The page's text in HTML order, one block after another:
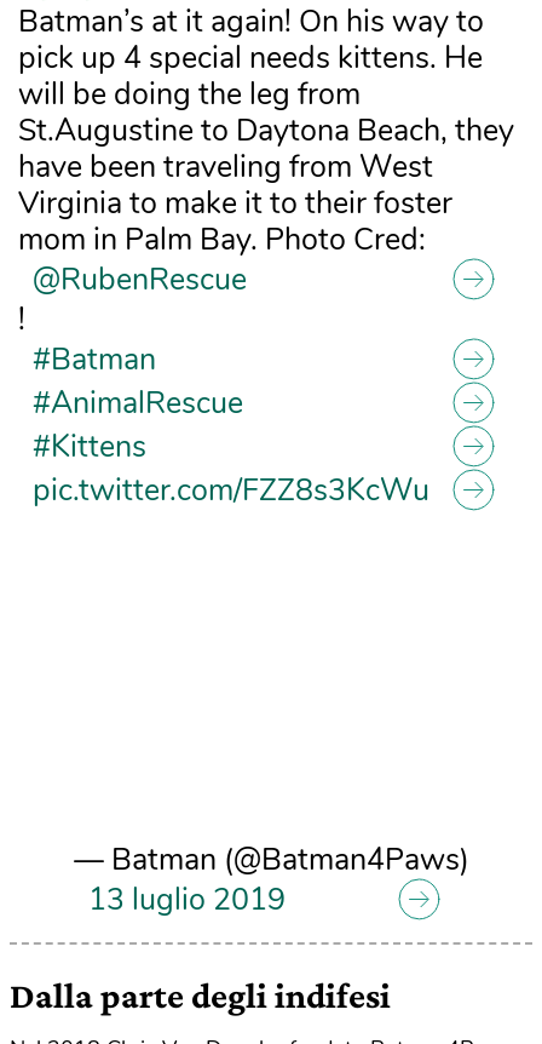
Batman’s at it again! On his way to
pick up 4 special needs kittens. He
will be doing the leg from
St.Augustine to Daytona Beach, they
have been traveling from West
Virginia to make it to their foster
mom in Palm Bay. Photo Cred:
@RubenRescue
!
#Batman
#AnimalRescue
#Kittens
pic.twitter.com/FZZ8s3KcWu
— Batman (@Batman4Paws)
13 luglio 2019
Dalla parte degli indifesi